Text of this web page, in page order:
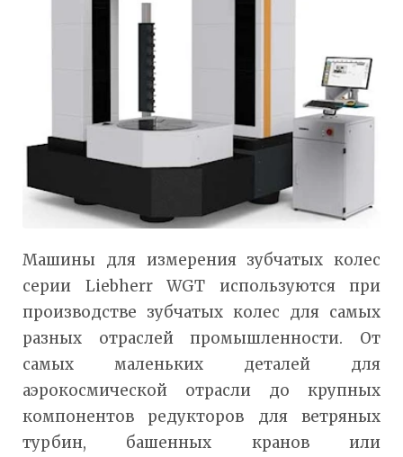
Машины для измерения зубчатых колес
серии Liebherr WGT используются при
производстве зубчатых колес для самых
разных отраслей промышленности. От
самых маленьких деталей для
аэрокосмической отрасли до крупных
компонентов редукторов для ветряных
турбин, башенных кранов или